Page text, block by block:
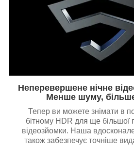
Неперевершене нічне
Менше шуму, більше
Тепер ви можете знімати в
бітному HDR для ще більшої
відеозйомки. Наша
також забезпечує точніше